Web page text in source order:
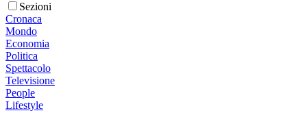
Sezioni
Cronaca
Mondo
Economia
Politica
Spettacolo
Televisione
People
Lifestyle